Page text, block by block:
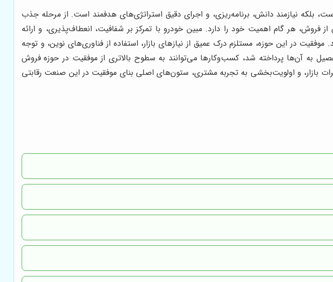
بلکه نیازمند دانش، برنامه‌ریزی، و اجرای دقیق استراتژی‌های هدفمند است. از مرحله جذب
هر گام اهمیت خود را دارد. مبین خودرو با تمرکز بر شفافیت، انعطاف‌پذیری، و ارائه
در این حوزه، مستلزم درک عمیق از نیازهای بازار، استفاده از فناوری‌های نوین، و توجه
به آن‌ها پرداخته شد، کسب‌وکارها می‌توانند به سطوح بالاتری از موفقیت در حوزه فروش
بازار، و اولویت‌بخشی به تجربه مشتری، ستون‌های اصلی بنای موفقیت در این صنعت رقابتی